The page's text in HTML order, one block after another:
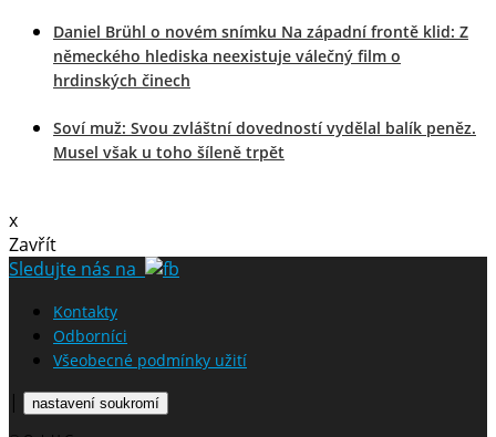
Daniel Brühl o novém snímku Na západní frontě klid: Z
německého hlediska neexistuje válečný film o
hrdinských činech
Soví muž: Svou zvláštní dovedností vydělal balík peněz.
Musel však u toho šíleně trpět
x
Zavřít
Sledujte nás na
Kontakty
Odborníci
Všeobecné podmínky užití
| nastavení soukromí